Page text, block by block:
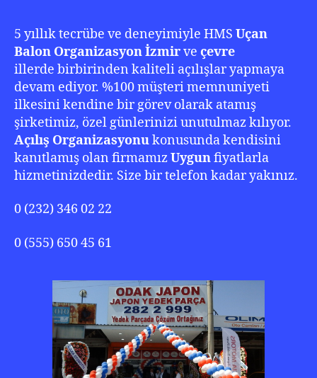
5 yıllık tecrübe ve deneyimiyle HMS Uçan
Balon Organizasyon İzmirve çevre
illerde birbirinden kaliteli açılışlar yapmaya
devam ediyor. %100 müşteri memnuniyeti
ilkesini kendine bir görev olarak atamış
şirketimiz, özel günlerinizi unutulmaz kılıyor.
Açılış Organizasyonukonusunda kendisini
kanıtlamış olan firmamızUygunfiyatlarla
hizmetinizdedir. Size bir telefon kadar yakınız.
0 (232) 346 02 22
0 (555) 650 45 61